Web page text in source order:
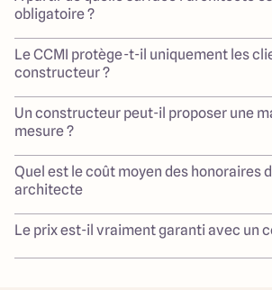
obligatoire ?
Le CCMI protège-t-il uniquement les
constructeur ?
Un constructeur peut-il proposer une
mesure ?
Quel est le coût moyen des honoraires
architecte
Le prix est-il vraiment garanti avec un